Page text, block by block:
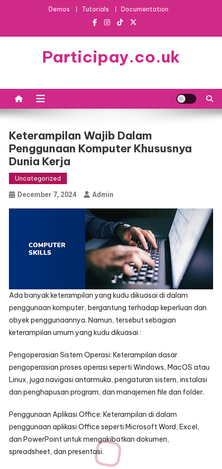
Demos Tutorials Documentation
Participay.co.uk
Keterampilan Wajib Dalam
Penggunaan Komputer Khususnya
Dunia Kerja
Uncategorized
December 7, 2024 Admin
Ada banyak keterampilan yang kudu dikuasai di dalam
penggunaan komputer, bergantung terhadap keperluan dan
obyek penggunaannya. Namun, tersebut sebagian
keterampilan umum yang kudu dikuasai :
Pengoperasian Sistem Operasi: Keterampilan dasar
pengoperasian proses operasi seperti Windows, MacOS atau
Linux, juga navigasi antarmuka, pengaturan sistem, instalasi
dan penghapusan program, dan manajemen file dan folder.
Penggunaan Aplikasi Office: Keterampilan di dalam
penggunaan aplikasi Office seperti Microsoft Word, Excel,
dan PowerPoint untuk mengakibatkan dokumen,
spreadsheet, dan presentasi.